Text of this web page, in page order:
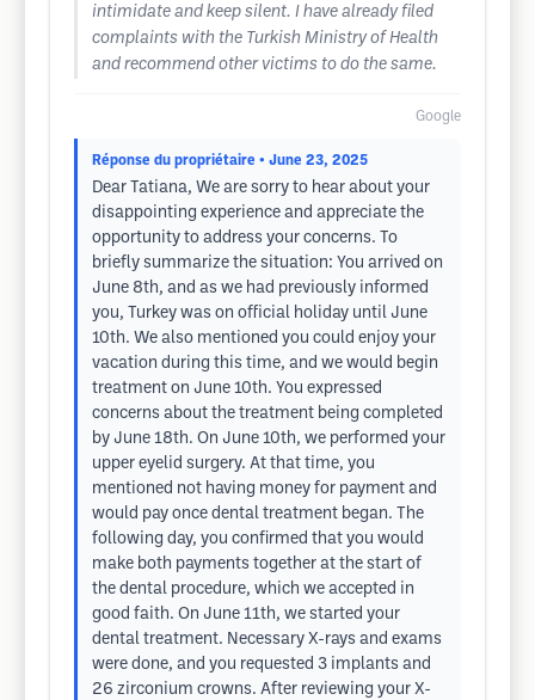
intimidate and keep silent. I have already filed
complaints with the Turkish Ministry of Health
and recommend other victims to do the same.
Google
Réponse du propriétaire • June 23, 2025
Dear Tatiana, We are sorry to hear about your
disappointing experience and appreciate the
opportunity to address your concerns. To
briefly summarize the situation: You arrived on
June 8th, and as we had previously informed
you, Turkey was on official holiday until June
10th. We also mentioned you could enjoy your
vacation during this time, and we would begin
treatment on June 10th. You expressed
concerns about the treatment being completed
by June 18th. On June 10th, we performed your
upper eyelid surgery. At that time, you
mentioned not having money for payment and
would pay once dental treatment began. The
following day, you confirmed that you would
make both payments together at the start of
the dental procedure, which we accepted in
good faith. On June 11th, we started your
dental treatment. Necessary X-rays and exams
were done, and you requested 3 implants and
26 zirconium crowns. After reviewing your X-